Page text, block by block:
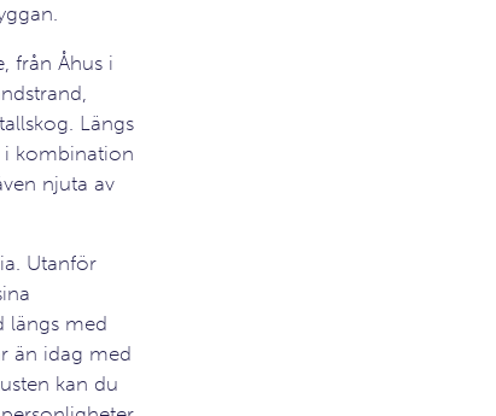
från Åhus i
Längs
i kombination
njuta av
Utanför
längs med
än idag med
kan du